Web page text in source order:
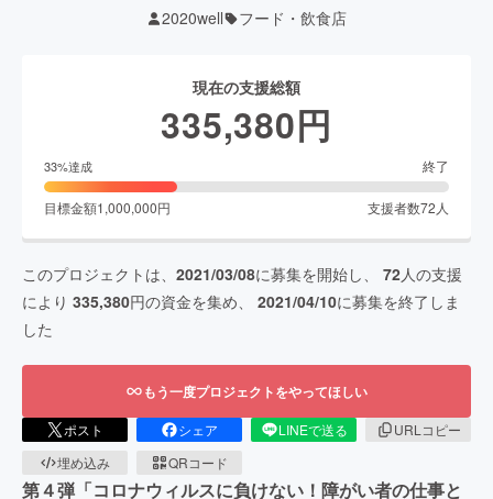
2020well フード・飲食店
現在の支援総額
335,380円
33%達成 終了
目標金額1,000,000円 支援者数72 人
このプロジェクトは、 2021/03/08に募集を開始し、 72人の支援
により 335,380円の資金を集め、 2021/04/10に募集を終了しま
した
もう一度プロジェクトをやってほしい
ポスト シェア LINEで送る
URLコピー
埋め込み
QRコード
第４弾「コロナウィルスに負けない！障がい者の仕事と